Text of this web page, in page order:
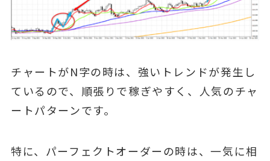
チャートがN字の時は、強いトレンドが発生し
ているので、順張りで稼ぎやすく、人気のチャ
ートパターンです。
特に、パーフェクトオーダーの時は、一気に相